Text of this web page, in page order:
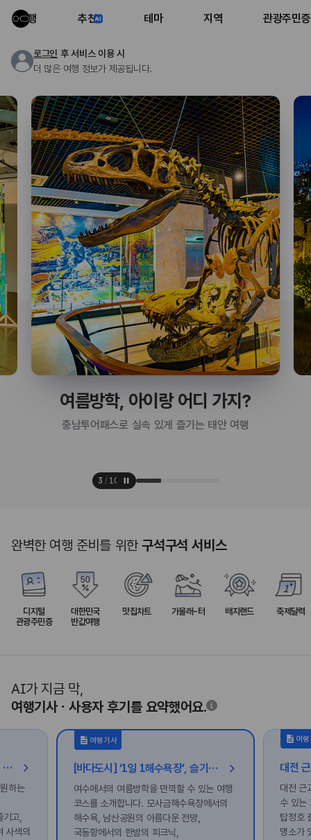
여행 추천 테마 지역 관광주민증
로그인 후 서비스 이용 시
더 많은 여행 정보가 제공됩니다.
여름방학, 아이랑 어디 가지?
충남투어패스로 실속 있게 즐기는 태안 여행
3 / 10
완벽한 여행 준비를 위한구석구석 서비스
디지털
관광주민증
대한민국
반값여행
맛집차트 가볼래-터 배지랜드 축제달력
AI가 지금 막,
여행기사ㆍ사용자 후기를 요약했어요.
[가볼래-터] 나를 채우는 선샤인, 밀양 힐링 여행
하는
고,
사색의
여행기사
[바다도시] ‘1일 1해수욕장’, 슬기로운 여름방학을 위한 여수 여행
여수에서의 여름방학을 만끽할 수 있는 여행
코스를 소개합니다. 모사금해수욕장에서의
해수욕, 남산공원의 아름다운 전망,
국동항에서의 한밤의 피크닉,
여
대전 근
수 있는
탑정호
명소가